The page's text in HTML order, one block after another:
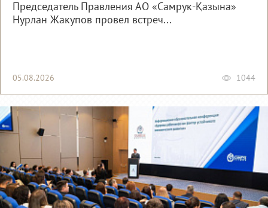
Председатель Правления АО «Самрук-Қазына»
Нурлан Жакупов провел встреч...
05.08.2026 1044